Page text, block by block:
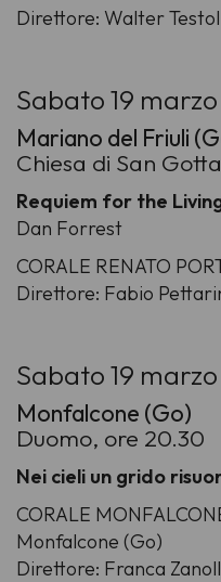
Direttore: Walter
Sabato 19
Mariano del Friuli
Chiesa di San
Requiem for the
Dan Forrest
CORALE RENATO
Direttore: Fabio
Sabato 19
Monfalcone (Go)
Duomo, ore 20.30
Nei cieli un grido
CORALE
Monfalcone (Go)
Direttore: Franca